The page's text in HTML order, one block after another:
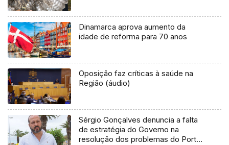
Dinamarca aprova aumento da
idade de reforma para 70 anos
Oposição faz críticas à saúde na
Região (áudio)
Sérgio Gonçalves denuncia a falta
de estratégia do Governo na
resolução dos problemas do Porto